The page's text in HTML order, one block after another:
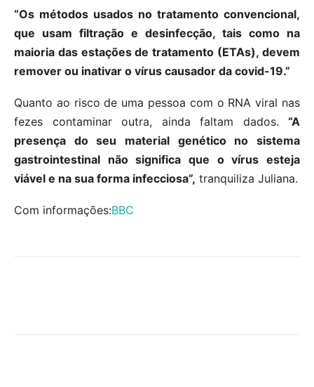
“Os métodos usados no tratamento convencional,
que usam filtração e desinfecção, tais como na
maioria das estações de tratamento (ETAs), devem
remover ou inativar o vírus causador da covid-19.”
Quanto ao risco de uma pessoa com o RNA viral nas
fezes contaminar outra, ainda faltam dados. “A
presença do seu material genético no sistema
gastrointestinal não significa que o vírus esteja
viável e na sua forma infecciosa”, tranquiliza Juliana.
Com informações:BBC